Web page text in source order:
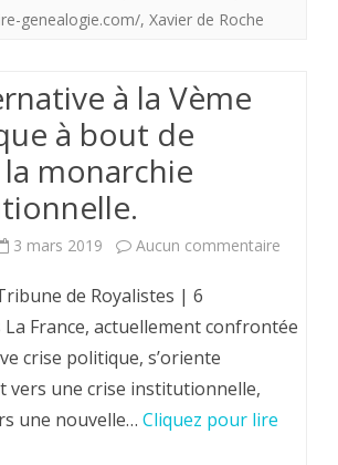
genealogie.com/, Xavier de Roche
à la Vème
à bout de
monarchie
3 mars 2019 Aucun commentaire
de Royalistes | 6
France, actuellement confrontée
crise politique, s’oriente
vers une crise institutionnelle,
une nouvelle… Cliquez pour lire